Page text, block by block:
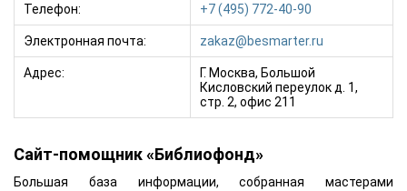
Телефон: +7 (495) 772-40-90
Электронная почта: zakaz@besmarter.ru
Адрес:
Г. Москва, Большой
Кисловский переулок д. 1,
стр. 2, офис 211
Сайт-помощник «Библиофонд»
Большая база информации, собранная мастерами